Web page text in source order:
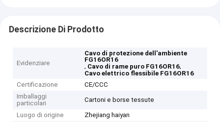
Descrizione Di Prodotto
Evidenziare
Cavo di protezione dell'ambiente
FG16OR16
, Cavo di rame puro FG16OR16,
Cavo elettrico flessibile FG16OR16
Certificazione
CE/CCC
Imballaggi
particolari
Cartoni e borse tessute
Luogo di origine
Zhejiang haiyan